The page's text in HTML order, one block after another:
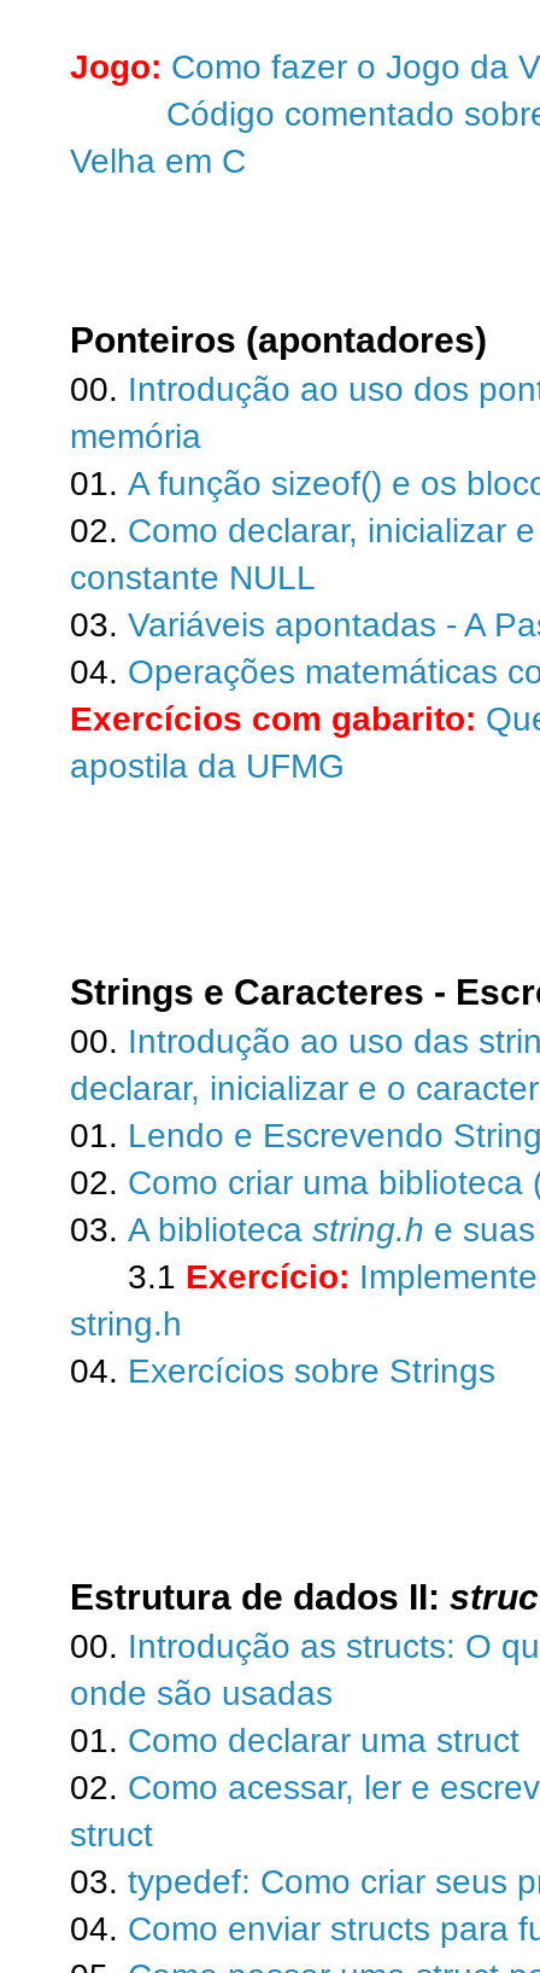
Jogo: Como fazer o Jogo da
Código comentado
Velha em C
Ponteiros (apontadores)
00. Introdução ao uso dos
memória
01. A função sizeof() e os
02. Como declarar, inicializar
constante NULL
03. Variáveis apontadas - A
04. Operações matemáticas
Exercícios com gabarito:
apostila da UFMG
Strings e Caracteres -
00. Introdução ao uso das
declarar, inicializar e o
01. Lendo e Escrevendo
02. Como criar uma biblioteca
03. A biblioteca string.h e
3.1 Exercício:
string.h
04. Exercícios sobre Strings
Estrutura de dados II:
00. Introdução as structs: O
onde são usadas
01. Como declarar uma struct
02. Como acessar, ler e
struct
03. typedef: Como criar seus
04. Como enviar structs para